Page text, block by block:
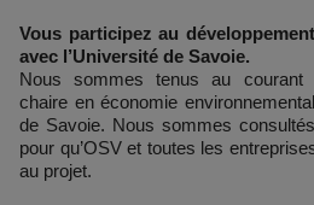
Vous participez au
avec l’Université de Savoie.
Nous sommes tenus au courant
chaire en économie
de Savoie. Nous sommes
pour qu’OSV et toutes les
au projet.